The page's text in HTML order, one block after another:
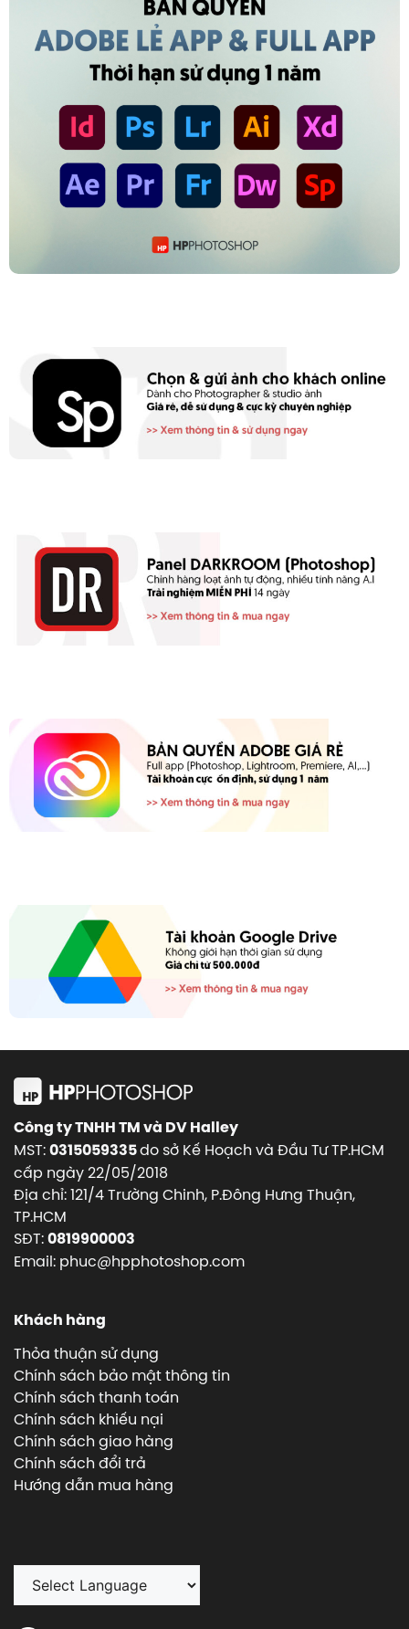
Công ty TNHH TM và DV Halley
MST:0315059335do sở Kế Hoạch và Đầu Tư TP.HCM
cấp ngày 22/05/2018
Địa chỉ: 121/4 Trường Chinh, P.Đông Hưng Thuận,
TP.HCM
SĐT:0819900003
Email: phuc@hpphotoshop.com
Khách hàng
Thỏa thuận sử dụng
Chính sách bảo mật thông tin
Chính sách thanh toán
Chính sách khiếu nại
Chính sách giao hàng
Chính sách đổi trả
Hướng dẫn mua hàng